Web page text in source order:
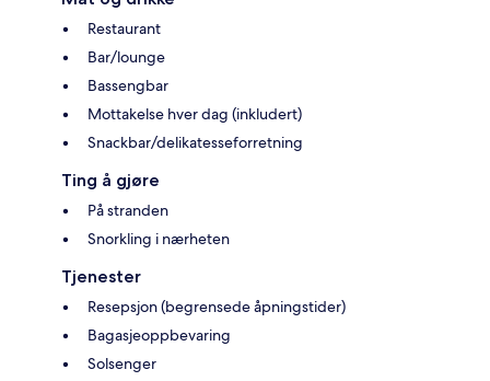
Restaurant
Bar/lounge
Bassengbar
Mottakelse hver dag (inkludert)
Snackbar/delikatesseforretning
Ting å gjøre
På stranden
Snorkling i nærheten
Tjenester
Resepsjon (begrensede åpningstider)
Bagasjeoppbevaring
Solsenger